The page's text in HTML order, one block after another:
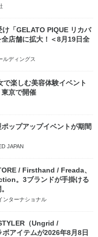
「GELATO PIQUE リカバ
店舗に拡大！＜8月19日全
ルディングス
楽しむ美容体験イベント
東京で開催
ップアップイベントが期間
JAPAN
/ Firsthand / Freada、
。3ブランドが手掛ける
ンターナショナル
（Ungrid /
アイテムが2026年8月8日